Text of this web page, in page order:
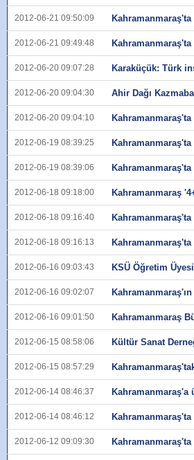
2012-06-21 09:50:09
2012-06-21 09:49:48
2012-06-20 09:07:28 Karaküçük: Türk
2012-06-20 09:04:30 Ahir Dağı
2012-06-20 09:04:10
2012-06-19 08:39:25
2012-06-19 08:39:06
2012-06-18 09:18:00 Kahramanmaraş
2012-06-18 09:16:40
2012-06-18 09:16:13
2012-06-16 09:03:43 KSÜ Öğretim
2012-06-16 09:02:07
2012-06-16 09:01:50 Kahramanmaraş
2012-06-15 08:58:06 Kültür Sanat
2012-06-15 08:57:29
2012-06-14 08:46:37 Kahramanmaraş'a
2012-06-14 08:46:12
2012-06-12 09:09:30